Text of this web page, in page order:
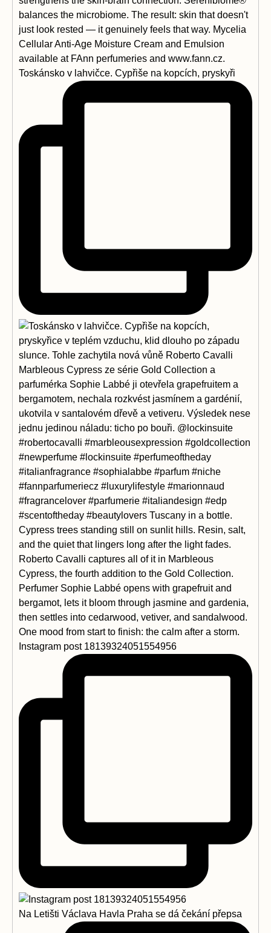
Toskánsko v lahvičce. Cypřiše na kopcích, pryskyři
Instagram post 18139324051554956
Na Letišti Václava Havla Praha se dá čekání přepsa